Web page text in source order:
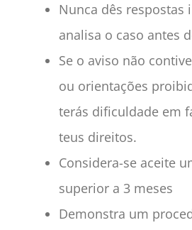
Nunca dês respostas
analisa o caso antes
Se o aviso não
ou orientações
terás dificuldade em
teus direitos.
Considera-se aceite
superior a 3 meses
Demonstra um